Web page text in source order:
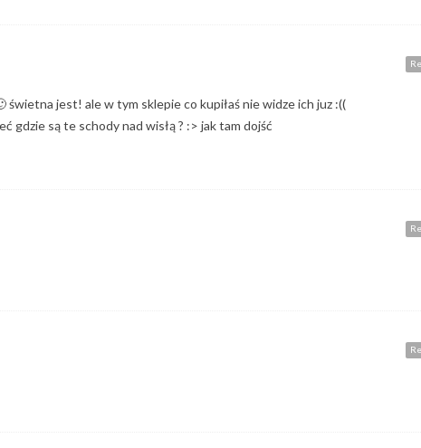
świetna jest! ale w tym sklepie co kupiłaś nie widze ich juz :((
gdzie są te schody nad wisłą ? :> jak tam dojść